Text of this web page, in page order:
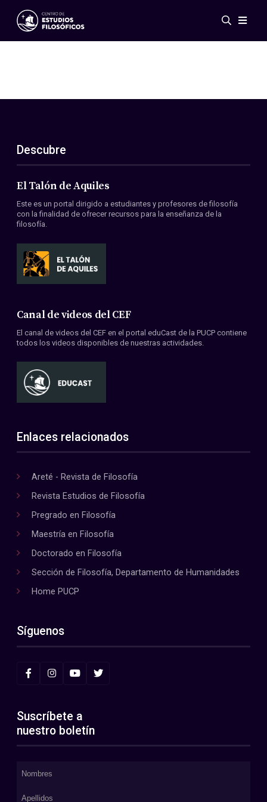
Eventos
ES
EN
Acerca de nosotros
Miembros
Convenios
Descubre
El Talón de Aquiles
Este es un portal dirigido a estudiantes y profesores de filosofía
con la finalidad de ofrecer recursos para la enseñanza de la
filosofía.
Canal de videos del CEF
El canal de videos del CEF en el portal eduCast de la PUCP contiene
todos los videos disponibles de nuestras actividades.
Enlaces relacionados
Areté - Revista de Filosofía
Revista Estudios de Filosofía
Pregrado en Filosofía
Maestría en Filosofía
Doctorado en Filosofía
Sección de Filosofía, Departamento de Humanidades
Home PUCP
Síguenos
Suscríbete a
nuestro boletín